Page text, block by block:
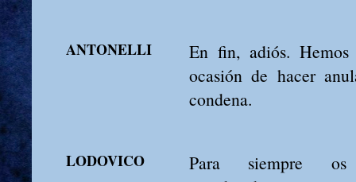
ANTONELLI
En fin, adiós.
ocasión de hacer
condena.
LODOVICO
Para siempre